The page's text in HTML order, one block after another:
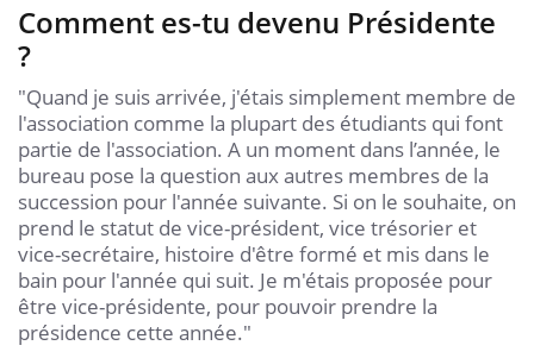
Comment es-tu devenu Présidente
?
"Quand je suis arrivée, j'étais simplement membre de
l'association comme la plupart des étudiants qui font
partie de l'association. A un moment dans l’année, le
bureau pose la question aux autres membres de la
succession pour l'année suivante. Si on le souhaite, on
prend le statut de vice-président, vice trésorier et
vice-secrétaire, histoire d'être formé et mis dans le
bain pour l'année qui suit. Je m'étais proposée pour
être vice-présidente, pour pouvoir prendre la
présidence cette année."